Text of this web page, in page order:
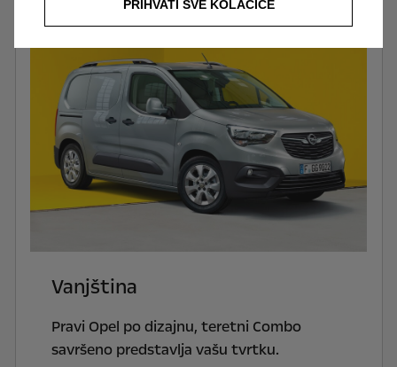
Vanjština
Pravi Opel po dizajnu, teretni Combo
savršeno predstavlja vašu tvrtku.
PRIHVATI SVE KOLAČIĆE